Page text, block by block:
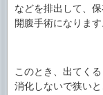
などを排出して、
開腹手術になります
このとき、出てく
消化しないで狭いと